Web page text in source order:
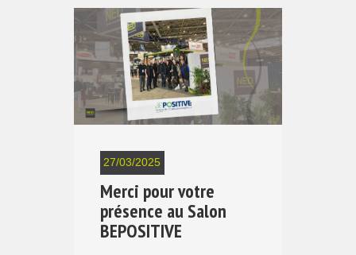
27/03/2025
Merci pour votre
présence au Salon
BEPOSITIVE